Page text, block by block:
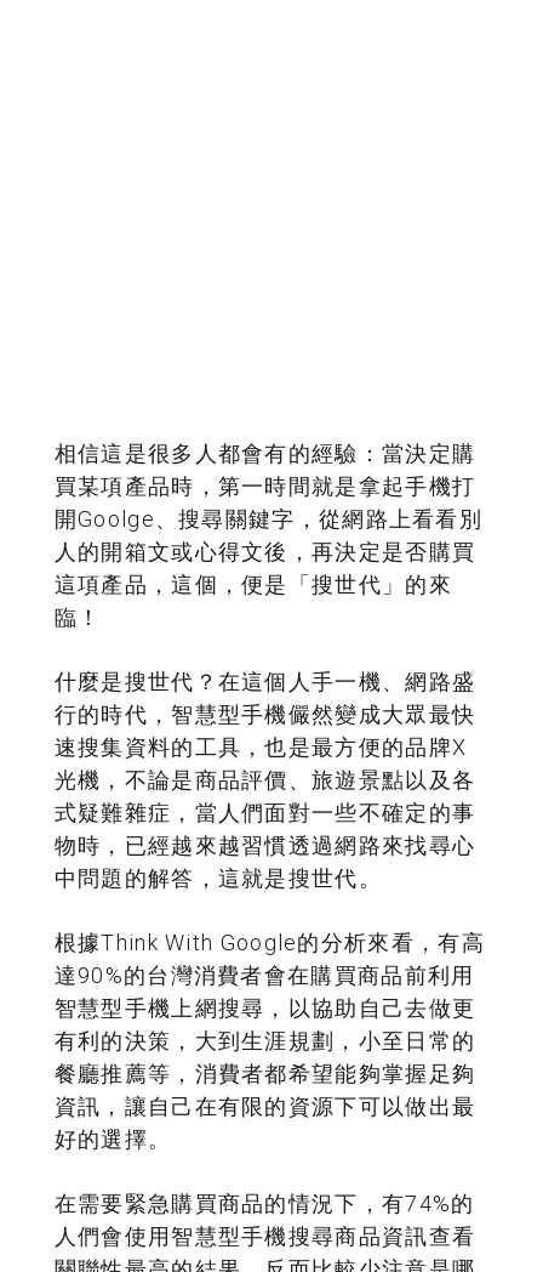
相信這是很多人都會有的經驗：當決定購
買某項產品時，第一時間就是拿起手機打
開Goolge、搜尋關鍵字，從網路上看看別
人的開箱文或心得文後，再決定是否購買
這項產品，這個，便是「搜世代」的來
臨！
什麼是搜世代？在這個人手一機、網路盛
行的時代，智慧型手機儼然變成大眾最快
速搜集資料的工具，也是最方便的品牌X
光機，不論是商品評價、旅遊景點以及各
式疑難雜症，當人們面對一些不確定的事
物時，已經越來越習慣透過網路來找尋心
中問題的解答，這就是搜世代。
根據Think With Google的分析來看，有高
達90%的台灣消費者會在購買商品前利用
智慧型手機上網搜尋，以協助自己去做更
有利的決策，大到生涯規劃，小至日常的
餐廳推薦等，消費者都希望能夠掌握足夠
資訊，讓自己在有限的資源下可以做出最
好的選擇。
在需要緊急購買商品的情況下，有74%的
人們會使用智慧型手機搜尋商品資訊查看